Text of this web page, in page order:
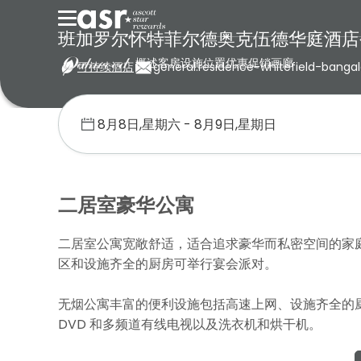
概述客房设施位置优惠促销画廊
班加罗尔怀特菲尔德奥克伍德华庭酒
可持续酒店 general.residence-whitefield-
首页 奥克伍德 印度 班加罗尔怀特菲尔德奥克伍德华庭酒店公寓
二居室豪华公寓
二居室公寓宽敞舒适，适合追求豪华而私密空间的
区和设施齐全的厨房可举行宴会派对。
无烟公寓丰富的便利设施包括高速上网、设施齐全
DVD 和多频道有线电视以及洗衣机和烘干机。